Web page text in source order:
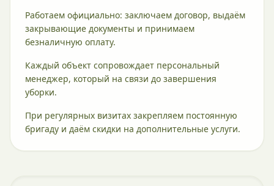
Работаем официально: заключаем договор, выдаём
закрывающие документы и принимаем
безналичную оплату.
Каждый объект сопровождает персональный
менеджер, который на связи до завершения
уборки.
При регулярных визитах закрепляем постоянную
бригаду и даём скидки на дополнительные услуги.